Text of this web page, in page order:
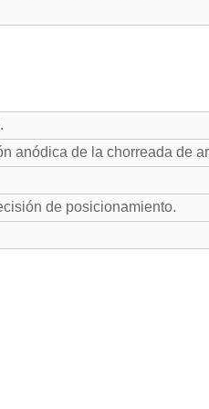
anódica de la chorreada de
de posicionamiento.